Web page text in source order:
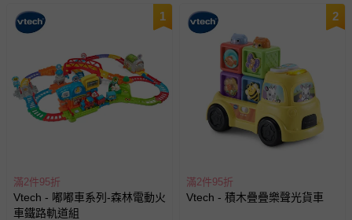
1
滿2件95折
Vtech - 嘟嘟車系列-森林電動火
車鐵路軌道組
2
滿2件95折
Vtech - 積木疊疊樂聲光貨車